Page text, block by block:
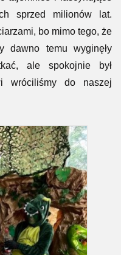
sprzed milionów lat.
bo mimo tego, że
dawno temu wyginęły
ale spokojnie był
wróciliśmy do naszej